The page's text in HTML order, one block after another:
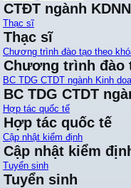
CTĐT ngành KDNN
Thạc sĩ
Thạc sĩ
Chương trình đào tạo theo
Chương trình đào
BC TDG CTDT ngành Kinh
BC TDG CTDT
Hợp tác quốc tế
Hợp tác quốc tế
Cập nhật kiểm định
Cập nhật kiểm
Tuyển sinh
Tuyển sinh